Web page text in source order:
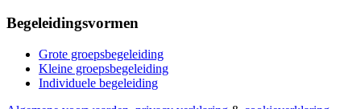
Begeleidingsvormen
Grote groepsbegeleiding
Kleine groepsbegeleiding
Individuele begeleiding